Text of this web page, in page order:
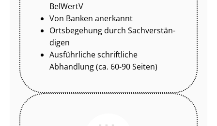
BelWertV
Von Banken anerkannt
Ortsbegehung durch Sach­ver­stän­
di­gen
Ausführliche schriftliche
Abhandlung (ca. 60-90 Seiten)